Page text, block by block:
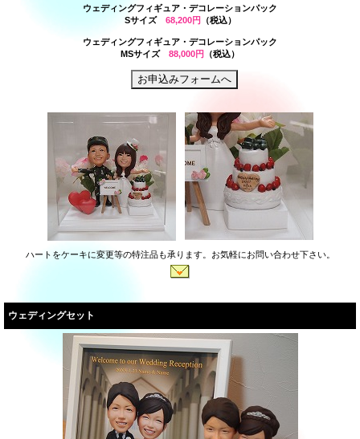
ウェディングフィギュア・デコレーションパック
Sサイズ 68,200円 （税込）
ウェディングフィギュア・デコレーションパック
MSサイズ 88,000円 （税込）
ハートをケーキに変更等の特注品も承ります。お気軽にお問い合わせ下さい。
ウェディングセット